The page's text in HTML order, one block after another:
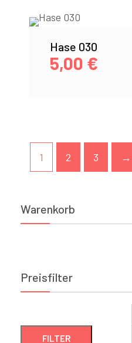
Hase 030
5,00 €
1 2 3 →
Warenkorb
Preisfilter
FILTER